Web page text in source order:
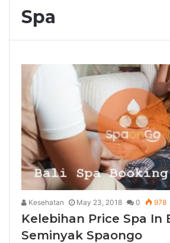
Spa
Kesehatan May 23, 2018 0 978
Kelebihan Price Spa In
Seminyak Spaongo